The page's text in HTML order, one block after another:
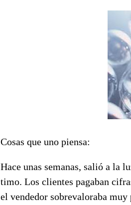
Cosas que uno piensa:
Hace unas semanas, salió a la
timo. Los clientes pagaban
el vendedor sobrevaloraba